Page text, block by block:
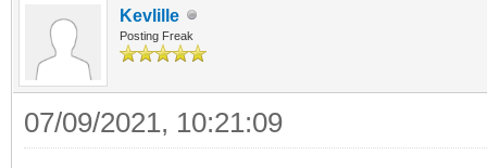
Kevlille
Posting Freak
07/09/2021, 10:21:09